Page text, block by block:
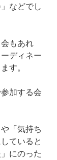
などでし
もあれ
ディネー
す。
加する会
「気持ち
ていると
にのった